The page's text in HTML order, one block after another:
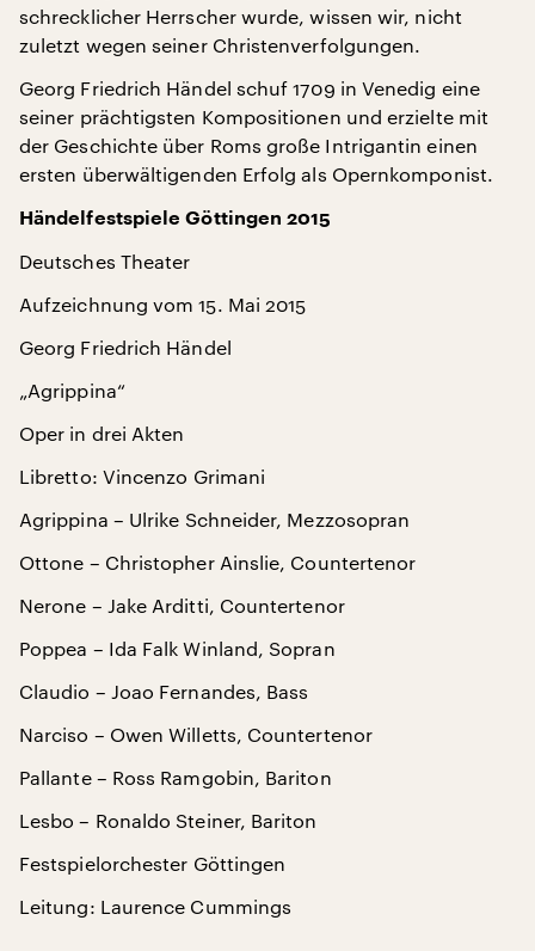
schrecklicher Herrscher wurde, wissen wir, nicht
zuletzt wegen seiner Christenverfolgungen.
Georg Friedrich Händel schuf 1709 in Venedig eine
seiner prächtigsten Kompositionen und erzielte mit
der Geschichte über Roms große Intrigantin einen
ersten überwältigenden Erfolg als Opernkomponist.
Händelfestspiele Göttingen 2015
Deutsches Theater
Aufzeichnung vom 15. Mai 2015
Georg Friedrich Händel
„Agrippina“
Oper in drei Akten
Libretto: Vincenzo Grimani
Agrippina – Ulrike Schneider, Mezzosopran
Ottone – Christopher Ainslie, Countertenor
Nerone – Jake Arditti, Countertenor
Poppea – Ida Falk Winland, Sopran
Claudio – Joao Fernandes, Bass
Narciso – Owen Willetts, Countertenor
Pallante – Ross Ramgobin, Bariton
Lesbo – Ronaldo Steiner, Bariton
Festspielorchester Göttingen
Leitung: Laurence Cummings